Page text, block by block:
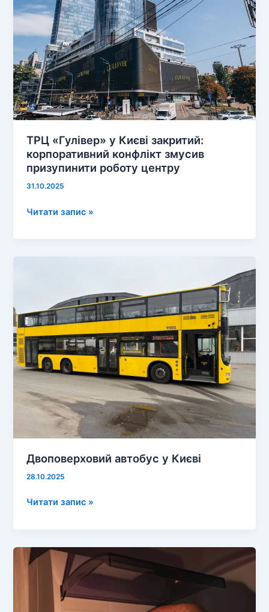
ТРЦ «Гулівер» у Києві закритий:
корпоративний конфлікт змусив
призупинити роботу центру
31.10.2025
ТРЦ
конфлікт
змусив
призупинити
роботу
центру
Читати запис »
Двоповерховий автобус у Києві
28.10.2025
Двоповерховий
Києві
Читати запис »